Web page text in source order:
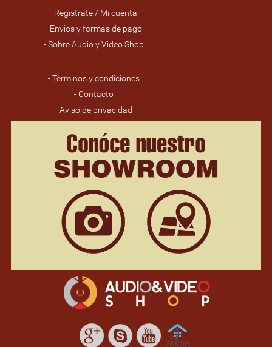
- Registrate / Mi cuenta
- Envíos y formas de pago
- Sobre Audio y Video Shop
- Términos y condiciones
- Contacto
- Aviso de privacidad